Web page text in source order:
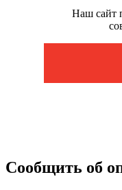
Наш сайт
Сообщить об